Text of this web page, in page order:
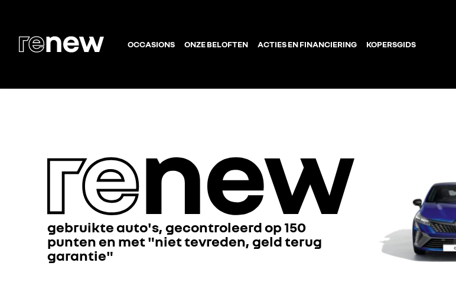
OCCASIONS ONZE BELOFTEN ACTIES EN FINANCIERING KOPERSGIDS
gebruikte auto's, gecontroleerd op 150
punten en met "niet tevreden, geld terug
garantie"